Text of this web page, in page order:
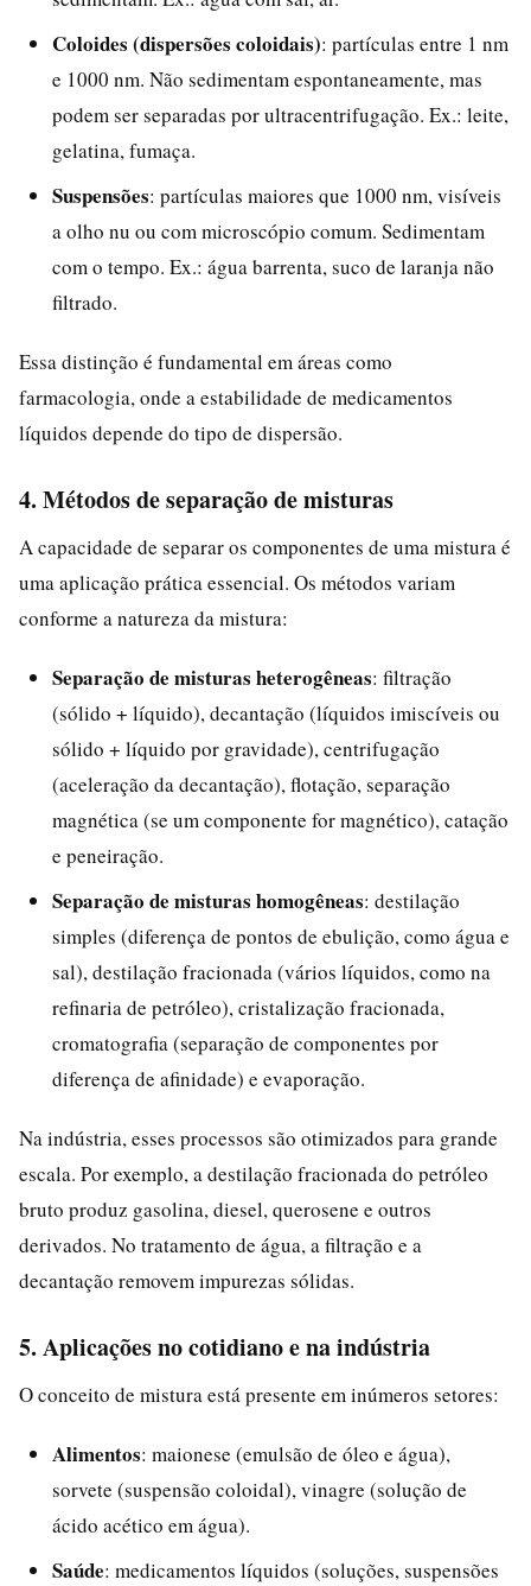
Coloides (dispersões coloidais): partículas entre 1 nm
e 1000 nm. Não sedimentam espontaneamente, mas
podem ser separadas por ultracentrifugação. Ex.: leite,
gelatina, fumaça.
Suspensões: partículas maiores que 1000 nm, visíveis
a olho nu ou com microscópio comum. Sedimentam
com o tempo. Ex.: água barrenta, suco de laranja não
filtrado.
Essa distinção é fundamental em áreas como
farmacologia, onde a estabilidade de medicamentos
líquidos depende do tipo de dispersão.
4. Métodos de separação de misturas
A capacidade de separar os componentes de uma mistura é
uma aplicação prática essencial. Os métodos variam
conforme a natureza da mistura:
Separação de misturas heterogêneas: filtração
(sólido + líquido), decantação (líquidos imiscíveis ou
sólido + líquido por gravidade), centrifugação
(aceleração da decantação), flotação, separação
magnética (se um componente for magnético), catação
e peneiração.
Separação de misturas homogêneas: destilação
simples (diferença de pontos de ebulição, como água e
sal), destilação fracionada (vários líquidos, como na
refinaria de petróleo), cristalização fracionada,
cromatografia (separação de componentes por
diferença de afinidade) e evaporação.
Na indústria, esses processos são otimizados para grande
escala. Por exemplo, a destilação fracionada do petróleo
bruto produz gasolina, diesel, querosene e outros
derivados. No tratamento de água, a filtração e a
decantação removem impurezas sólidas.
5. Aplicações no cotidiano e na indústria
O conceito de mistura está presente em inúmeros setores:
Alimentos: maionese (emulsão de óleo e água),
sorvete (suspensão coloidal), vinagre (solução de
ácido acético em água).
Saúde: medicamentos líquidos (soluções, suspensões